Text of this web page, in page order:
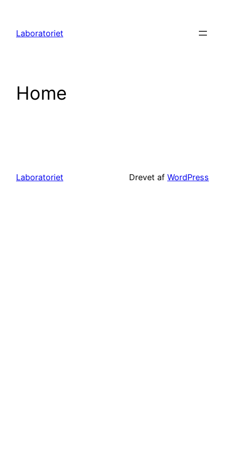
indhold
Laboratoriet
Home
Laboratoriet Drevet af WordPress